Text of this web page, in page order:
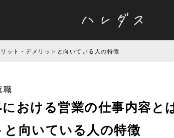
ット・デメリットと向いている人の特徴
職
おける営業の仕事内容と
向いている人の特徴